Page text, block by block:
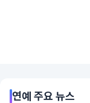
연예 주요 뉴스